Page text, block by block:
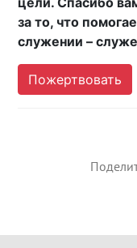
за то, что
служении –
Пожертвовать